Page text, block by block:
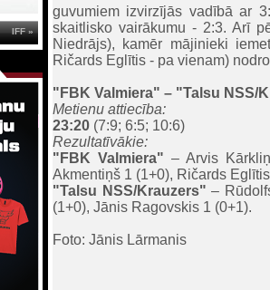
guvumiem izvirzījās vadībā ar
skaitlisko vairākumu - 2:3. Arī
Niedrājs), kamēr mājinieki
Ričards Eglītis - pa vienam)
"FBK Valmiera" – "Talsu NSS/
Metienu attiecība:
23:20 (7:9; 6:5; 10:6)
Rezultatīvākie:
"FBK Valmiera" – Arvis
Akmentiņš 1 (1+0), Ričards
"Talsu NSS/Krauzers" –
(1+0), Jānis Ragovskis 1 (0+1).
Foto: Jānis Lārmanis
IFF »